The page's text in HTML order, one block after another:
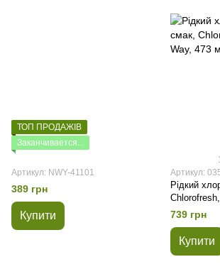
ТОП ПРОДАЖІВ
Заканчивается...
Артикул: NWY-41101
389 грн
Купити
Артикул:
Рідкий
мл
739 грн
Купити